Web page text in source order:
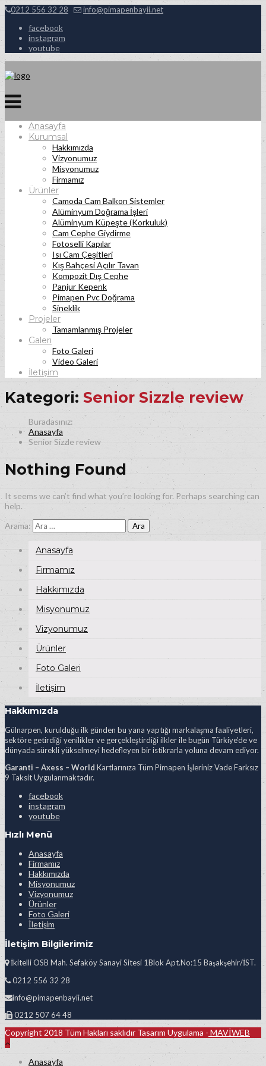
0212 556 32 28 info@pimapenbayii.net
facebook
instagram
youtube
Anasayfa
Kurumsal
Hakkımızda
Vizyonumuz
Misyonumuz
Firmamız
Ürünler
Camoda Cam Balkon Sistemler
Alüminyum Doğrama İşleri
Alüminyum Küpeşte (Korkuluk)
Cam Cephe Giydirme
Fotoselli Kapılar
Isı Cam Çeşitleri
Kış Bahçesi Açılır Tavan
Kompozit Dış Cephe
Panjur Kepenk
Pimapen Pvc Doğrama
Sineklik
Projeler
Tamamlanmış Projeler
Galeri
Foto Galeri
Video Galeri
İletişim
Kategori: Senior Sizzle review
Anasayfa
Senior Sizzle review
Nothing Found
It seems we can’t find what you’re looking for. Perhaps searching can
help.
Arama:
Anasayfa
Firmamız
Hakkımızda
Misyonumuz
Vizyonumuz
Ürünler
Foto Galeri
İletişim
Hakkımızda
Gülnarpen, kurulduğu ilk günden bu yana yaptığı markalaşma faaliyetleri,
sektöre getirdiği yenilikler ve gerçekleştirdiği ilkler ile bugün Türkiye’de ve
dünyada sürekli yükselmeyi hedefleyen bir istikrarla yoluna devam ediyor.
Garanti – Axess – World Kartlarınıza Tüm Pimapen İşleriniz Vade Farksız
9 Taksit Uygulanmaktadır.
facebook
instagram
youtube
Hızlı Menü
Anasayfa
Firmamız
Hakkımızda
Misyonumuz
Vizyonumuz
Ürünler
Foto Galeri
İletişim
İletişim Bilgilerimiz
İkitelli OSB Mah. Sefaköy Sanayi Sitesi 1Blok Apt.No:15 Başakşehir/İST.
0212 556 32 28
info@pimapenbayii.net
0212 507 64 48
Copyright 2018 Tüm Hakları saklıdır Tasarım Uygulama - MAVİWEB
Anasayfa